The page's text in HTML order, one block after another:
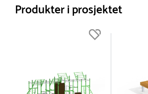
Produkter i prosjektet